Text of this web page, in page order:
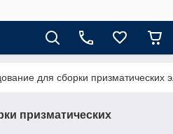
для сборки призматических
призматических